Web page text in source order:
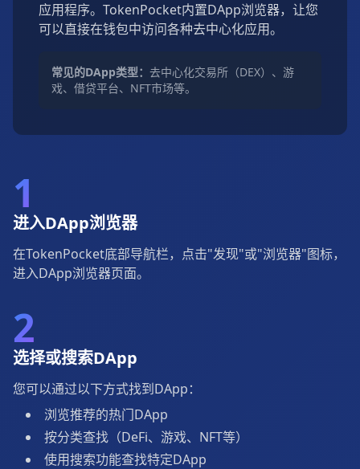
应用程序。TokenPocket内置DApp浏览器，让您
可以直接在钱包中访问各种去中心化应用。
常见的DApp类型： 去中心化交易所（DEX）、游
戏、借贷平台、NFT市场等。
1
进入DApp浏览器
在TokenPocket底部导航栏，点击"发现"或"浏览器"图标，
进入DApp浏览器页面。
2
选择或搜索DApp
您可以通过以下方式找到DApp：
浏览推荐的热门DApp
按分类查找（DeFi、游戏、NFT等）
使用搜索功能查找特定DApp